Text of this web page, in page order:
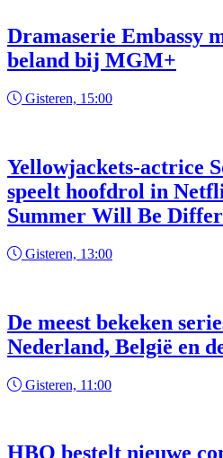
Dramaserie Embassy
beland bij MGM+
Gisteren, 15:00
Yellowjackets-actrice
speelt hoofdrol in
Summer Will Be
Gisteren, 13:00
De meest bekeken
Nederland, België en
Gisteren, 11:00
HBO bestelt nieuwe